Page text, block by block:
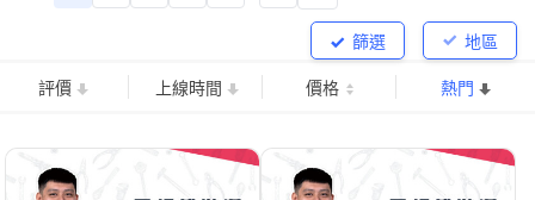
地區
篩選
評價 上線時間 價格 熱門